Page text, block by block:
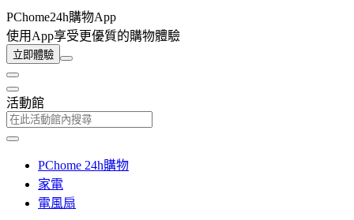
PChome24h購物App
使用App享受更優質的購物體驗
立即體驗
活動館
PChome 24h購物
家電
電風扇